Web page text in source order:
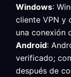
Windows:
cliente VPN y
una conexión
Android:
verificado;
después de